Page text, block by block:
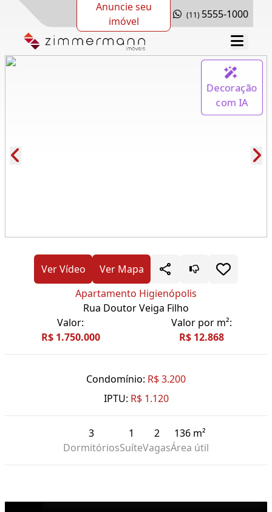
Anuncie seu
imóvel
(11) 5555-1000
Decoração
com IA
Ver Vídeo
Ver Mapa
Apartamento Higienópolis
Rua Doutor Veiga Filho
Valor:
R$ 1.750.000
Valor por m²:
R$ 12.868
Condomínio: R$ 3.200
IPTU: R$ 1.120
3
Dormitórios
1
Suíte
2
Vagas
136 m²
Área útil